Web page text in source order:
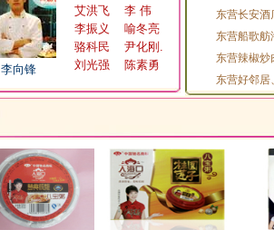
胜利大酒店 山哥山妹庄园
胜大集团森林木屋 顺风肥牛海鲜自助
三品食鲜
滕家园食府 天龙美食城八分场店
土家寨 太行山粗粮面馆
腾虎新疆大盘鸡 天天凉皮
李向锋
李 伟
艾洪飞
喻冬亮
李振义
尹化刚.
骆科民
陈素勇
刘光强
东营长安酒
东营船歌舫
东营辣椒炒
东营好邻居